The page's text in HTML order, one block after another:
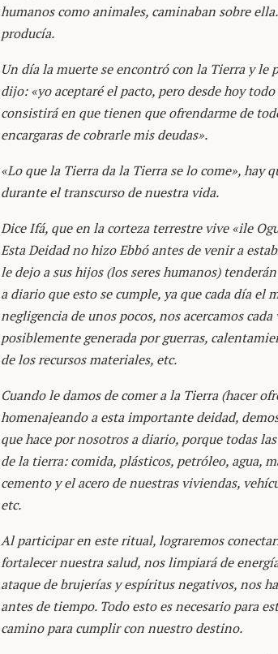
humanos como animales, caminaban sobre
producía.
Un día la muerte se encontró con la Tierra y le
dijo: «yo aceptaré el pacto, pero desde hoy
consistirá en que tienen que ofrendarme de
encargaras de cobrarle mis deudas».
«Lo que la Tierra da la Tierra se lo come»,
durante el transcurso de nuestra vida.
Dice Ifá, que en la corteza terrestre vive «ile
Esta Deidad no hizo Ebbó antes de venir a
le dejo a sus hijos (los seres humanos)
a diario que esto se cumple, ya que cada día
negligencia de unos pocos, nos acercamos
posiblemente generada por guerras,
de los recursos materiales, etc.
Cuando le damos de comer a la Tierra (hacer
homenajeando a esta importante deidad,
que hace por nosotros a diario, porque todas
de la tierra: comida, plásticos, petróleo, agua,
cemento y el acero de nuestras viviendas,
etc.
Al participar en este ritual, lograremos
fortalecer nuestra salud, nos limpiará de
ataque de brujerías y espíritus negativos, nos
antes de tiempo. Todo esto es necesario para
camino para cumplir con nuestro destino.